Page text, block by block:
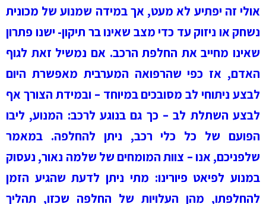
אולי זה יפתיע לא מעט, אך במידה שמנוע של מכונית
נשחק או ניזוק עד כדי מצב שאינו בר תיקון- ישנו פתרון
שאינו מחייב את החלפת הרכב. אם נמשיל זאת לגוף
האדם, אז כפי שהרפואה המערבית מאפשרת היום
לבצע ניתוחי לב מסובכים במיוחד – ובמידת הצורך אף
לבצע השתלת לב – כך גם בנוגע לרכב: המנוע, ליבו
הפועם של כל כלי רכב, ניתן להחלפה. במאמר
שלפניכם, אנו – צוות המומחים של שלמה נאור, נעסוק
במנוע לפיאט פיורינו: מתי ניתן לדעת שהגיע הזמן
להחלפתו, מהן העלויות של החלפה שכזו, תהליך